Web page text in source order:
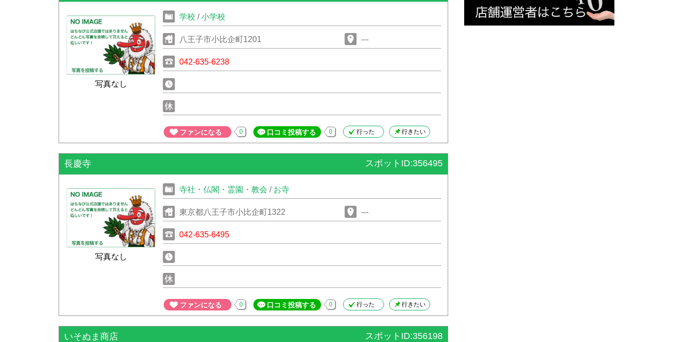
写真なし
学校 /小学校
八王子市小比企町1201 ---
042-635-6238
ファンになる 0 口コミ投稿する 0 行った 行きたい
長慶寺 スポットID:356495
写真なし
寺社・仏閣・霊園・教会 / お寺
東京都八王子市小比企町1322 ---
042-635-6495
ファンになる 0 口コミ投稿する 0 行った 行きたい
いそぬま商店 スポットID:356198